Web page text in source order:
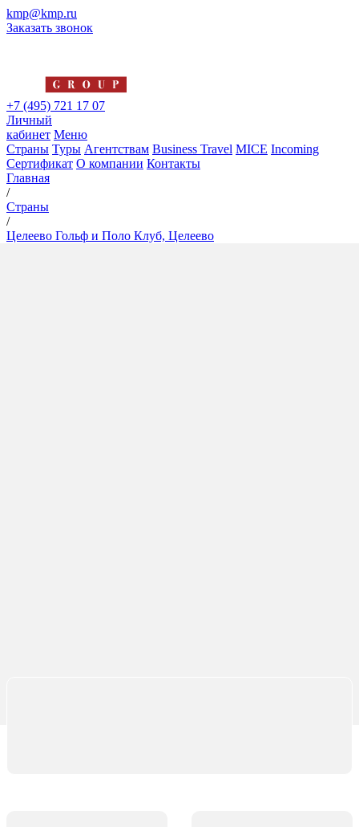
kmp@kmp.ru
Заказать звонок
+7 (495) 721 17 07
Личный
кабинет Меню
Страны Туры Агентствам Business Travel MICE Incoming
Сертификат О компании Контакты
Главная
/
Страны
/
Целеево Гольф и Поло Клуб, Целеево